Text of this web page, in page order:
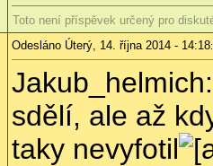
Toto není příspěvek určený pro
Odesláno Úterý, 14. října 2014 - 14:18
sdělí, ale až
taky nevyfotil